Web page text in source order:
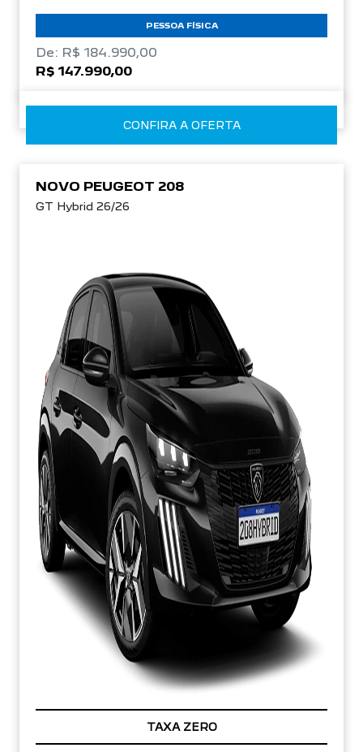
PESSOA FÍSICA
De: R$ 184.990,00
R$ 147.990,00
CONFIRA A OFERTA
NOVO PEUGEOT 208
GT Hybrid 26/26
TAXA ZERO